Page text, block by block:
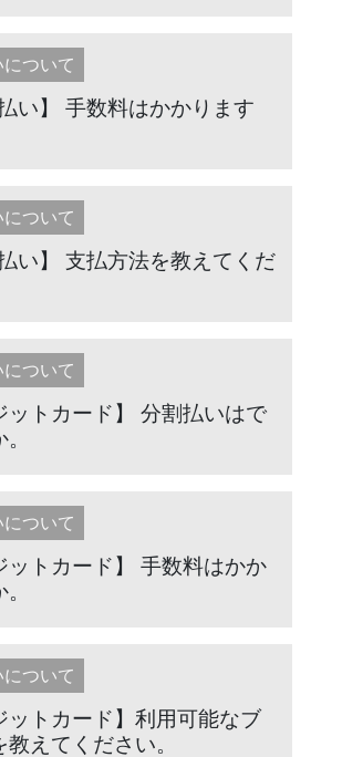
について
い】 手数料はかかります
について
い】 支払方法を教えてくだ
について
ットカード】 分割払いはで
について
ットカード】 手数料はかか
について
ットカード】利用可能なブ
教えてください。